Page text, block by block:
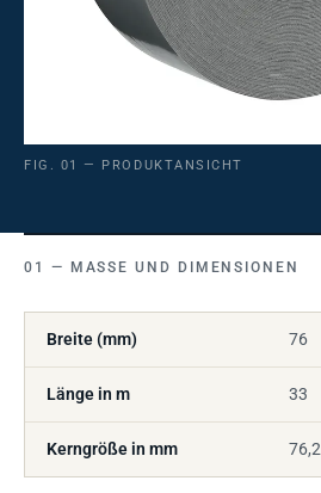
FIG. 01 — PRODUKTANSICHT
MASSE UND DIMENSIONEN
Breite (mm) 76
Länge in m 33
Kerngröße in mm 76,2